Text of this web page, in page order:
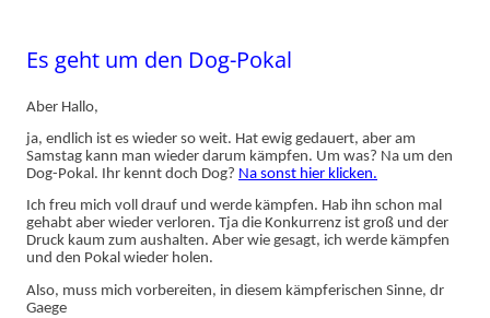
Es geht um den Dog-Pokal
Aber Hallo,
ja, endlich ist es wieder so weit. Hat ewig gedauert, aber am
Samstag kann man wieder darum kämpfen. Um was? Na um den
Dog-Pokal. Ihr kennt doch Dog? Na sonst hier klicken.
Ich freu mich voll drauf und werde kämpfen. Hab ihn schon mal
gehabt aber wieder verloren. Tja die Konkurrenz ist groß und der
Druck kaum zum aushalten. Aber wie gesagt, ich werde kämpfen
und den Pokal wieder holen.
Also, muss mich vorbereiten, in diesem kämpferischen Sinne, dr
Gaege